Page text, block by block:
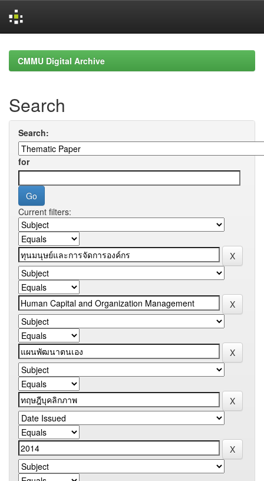
navigationCMMU Digital Archive
Search
Search:
for
Current filters: